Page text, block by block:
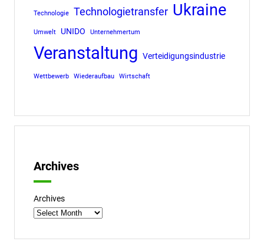
Technologie Technologietransfer Ukraine
Umwelt UNIDO Unternehmertum
Veranstaltung Verteidigungsindustrie
Wettbewerb Wiederaufbau Wirtschaft
Archives
Archives